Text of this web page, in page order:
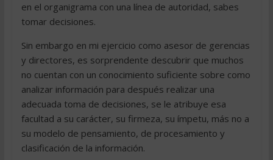
en el organigrama con una línea de autoridad, sabes
tomar decisiones.
Sin embargo en mi ejercicio como asesor de gerencias
y directores, es sorprendente descubrir que muchos
no cuentan con un conocimiento suficiente sobre como
analizar información para después realizar una
adecuada toma de decisiones, se le atribuye esa
facultad a su carácter, su firmeza, su ímpetu, más no a
su modelo de pensamiento, de procesamiento y
clasificación de la información.